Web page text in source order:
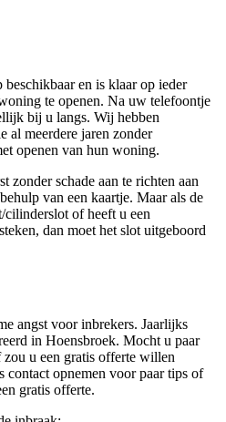
en is klaar op ieder
te openen. Na uw telefoontje
bij u langs. Wij hebben
al meerdere jaren zonder
openen van hun woning.
zonder schade aan te richten aan
van een kaartje. Maar als de
cilinderslot of heeft u een
dan moet het slot uitgeboord
angst voor inbrekers. Jaarlijks
in Hoensbroek. Mocht u paar
u een gratis offerte willen
contact opnemen voor paar tips of
gratis offerte.